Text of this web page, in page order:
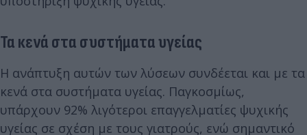
Τα κενά στα συστήματα υγείας
Η ανάπτυξη αυτών των λύσεων συνδέεται και με τα
κενά στα συστήματα υγείας. Παγκοσμίως,
υπάρχουν 92% λιγότεροι επαγγελματίες ψυχικής
υγείας σε σχέση με τους γιατρούς, ενώ σημαντικό